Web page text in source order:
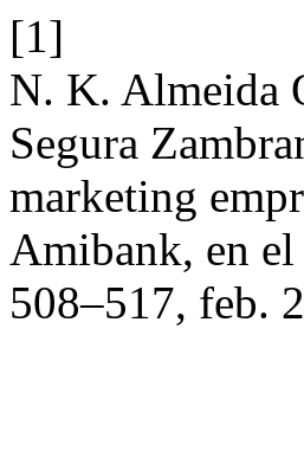
[1]
N. K. Almeida
Segura
marketing
Amibank, en
508–517, feb.